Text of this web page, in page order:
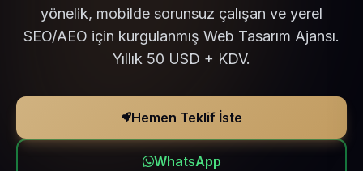
yönelik, mobilde sorunsuz çalışan ve yerel
SEO/AEO için kurgulanmış Web Tasarım Ajansı.
Yıllık 50 USD + KDV.
Hemen Teklif İste
WhatsApp